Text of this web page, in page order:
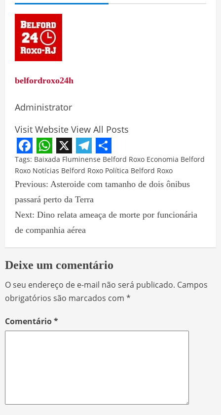
belfordroxo24h
Administrator
Visit Website View All Posts
Facebook
WhatsApp
X Telegram
Share
Tags: Baixada Fluminense Belford Roxo Economia Belford
Roxo Notícias Belford Roxo Política Belford Roxo
Previous: Asteroide com tamanho de dois ônibus
passará perto da Terra
Next: Dino relata ameaça de morte por funcionária
de companhia aérea
Deixe um comentário
O seu endereço de e-mail não será publicado. Campos
obrigatórios são marcados com *
Comentário*